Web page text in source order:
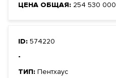
ЦЕНА ОБЩАЯ: 254 530 000
ID: 574220
-
ТИП: Пентхаус